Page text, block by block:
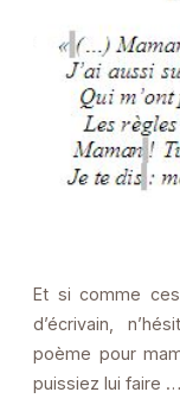
Et si comme
d’écrivain,
poème pour
puissiez lui faire …